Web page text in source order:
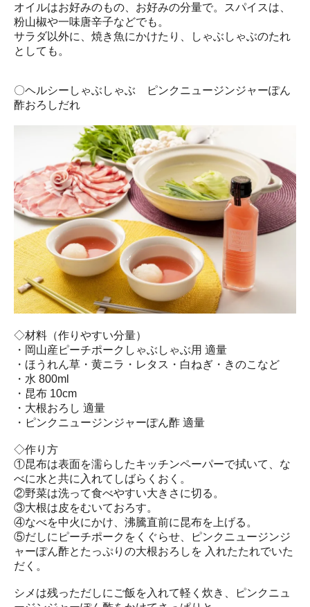
オイルはお好みのもの、お好みの分量で。スパイスは、
粉山椒や一味唐辛子などでも。
サラダ以外に、焼き魚にかけたり、しゃぶしゃぶのたれ
としても。
〇ヘルシーしゃぶしゃぶ ピンクニュージンジャーぽん
酢おろしだれ
◇材料（作りやすい分量）
・岡山産ピーチポークしゃぶしゃぶ用 適量
・ほうれん草・黄ニラ・レタス・白ねぎ・きのこなど
・水 800ml
・昆布 10cm
・大根おろし 適量
・ピンクニュージンジャーぽん酢 適量
◇作り方
①昆布は表面を濡らしたキッチンペーパーで拭いて、な
べに水と共に入れてしばらくおく。
②野菜は洗って食べやすい大きさに切る。
③大根は皮をむいておろす。
④なべを中火にかけ、沸騰直前に昆布を上げる。
⑤だしにピーチポークをくぐらせ、ピンクニュージンジ
ャーぽん酢とたっぷりの大根おろしを 入れたたれでいた
だく。
シメは残っただしにご飯を入れて軽く炊き、ピンクニュ